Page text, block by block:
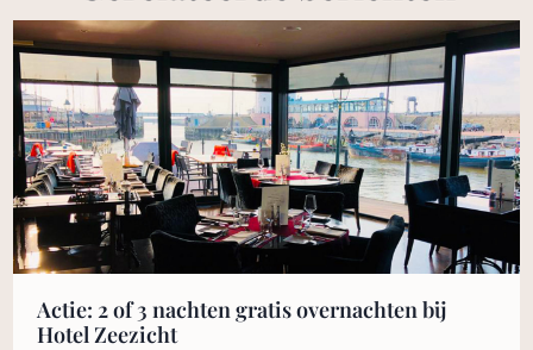
Actie: 2 of 3 nachten gratis overnachten bij
Hotel Zeezicht